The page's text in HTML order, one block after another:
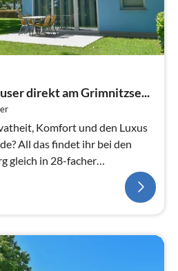
direkt am Grimnitzse...
Komfort und den Luxus
All das findet ihr bei den
gleich in 28-facher